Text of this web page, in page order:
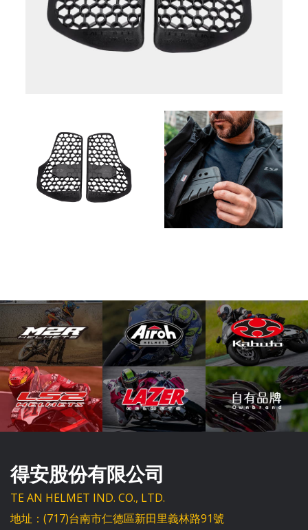
得安股份有限公司
TE AN HELMET IND. CO., LTD.
地址：(717)台南市仁德區新田里義林路91號